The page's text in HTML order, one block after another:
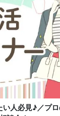
い人必見♪／プ